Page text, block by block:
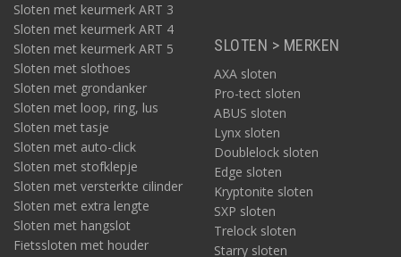
Sloten met keurmerk ART 3
Sloten met keurmerk ART 4
Sloten met keurmerk ART 5
Sloten met slothoes
Sloten met grondanker
Sloten met loop, ring, lus
Sloten met tasje
Sloten met auto-click
Sloten met stofklepje
Sloten met versterkte cilinder
Sloten met extra lengte
Sloten met hangslot
Fietssloten met houder
SLOTEN > MERKEN
AXA sloten
Pro-tect sloten
ABUS sloten
Lynx sloten
Doublelock sloten
Edge sloten
Kryptonite sloten
SXP sloten
Trelock sloten
Starry sloten